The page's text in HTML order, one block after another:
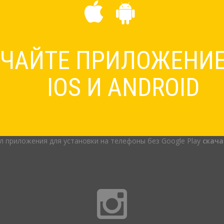
IOS И ANDROID
приложения для установки на телефоны без Google Play